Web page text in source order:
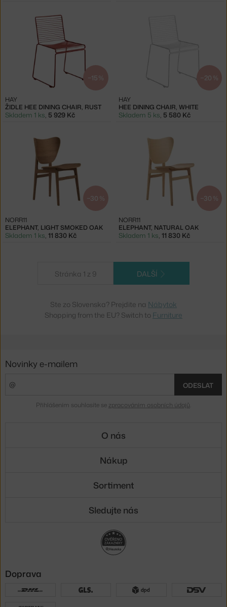
−15 %
ŽIDLE HEE DINING CHAIR, RUST
HAY
Skladem 1 ks, 5 929 Kč
−20 %
HEE DINING CHAIR, WHITE
HAY
Skladem 5 ks, 5 580 Kč
−30 %
ELEPHANT, LIGHT SMOKED OAK
NORR11
Skladem 1 ks, 11 830 Kč
−30 %
ELEPHANT, NATURAL OAK
NORR11
Skladem 1 ks, 11 830 Kč
Stránka 1 z 9 DALŠÍ
Ste zo Slovenska? Prejdite na Nábytok
Shopping from the EU? Switch to Furniture
Novinky e-mailem
ODESLAT
Přihlášením souhlasíte se zpracováním osobních údajů
O nás
Nákup
Sortiment
Sledujte nás
Doprava